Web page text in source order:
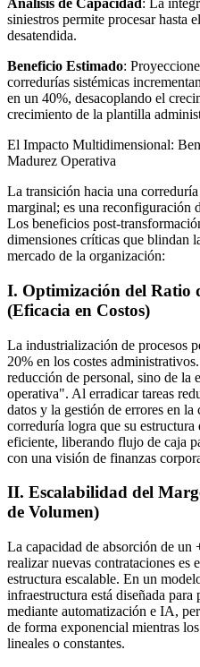
Análisis de Capacidad: La
siniestros permite procesar hasta
desatendida.
Beneficio Estimado:
corredurías sistémicas
en un 40%, desacoplando el
crecimiento de la plantilla
El Impacto Multidimensional:
Madurez Operativa
La transición hacia una
marginal; es una reconfiguración
Los beneficios post-
dimensiones críticas que blindan
mercado de la organización:
I. Optimización del Ratio
(Eficacia en Costos)
La industrialización de procesos
20% en los costes
reducción de personal, sino de
operativa". Al erradicar tareas
datos y la gestión de errores en la
correduría logra que su estructura
eficiente, liberando flujo de caja
con una visión de finanzas
II. Escalabilidad del
de Volumen)
La capacidad de absorción de un
realizar nuevas contrataciones
estructura escalable. En un
infraestructura está diseñada para
mediante automatización e IA,
de forma exponencial mientras
lineales o constantes.